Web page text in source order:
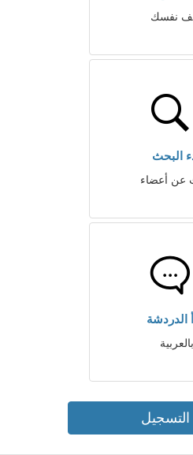
نفسك
البحث
عن أعضاء
الدردشة
بالعربية
التسجيل